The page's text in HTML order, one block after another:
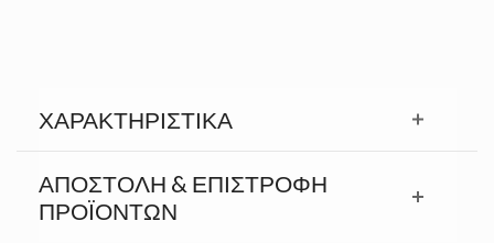
ΧΑΡΑΚΤΗΡΙΣΤΙΚΆ
ΑΠΟΣΤΟΛΉ & ΕΠΙΣΤΡΟΦΉ
ΠΡΟΪΟΝΤΩΝ